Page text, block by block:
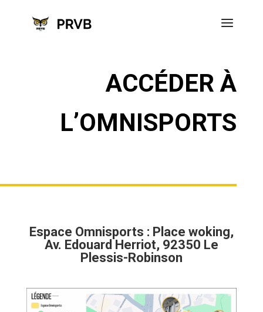
ACCÉDER À
L’OMNISPORTS
Espace Omnisports : Place woking,
Av. Edouard Herriot, 92350 Le
Plessis-Robinson